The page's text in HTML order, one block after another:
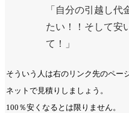
「自分の引越し代
たい！！そして安
て！」
そういう人は右のリンク先のペー
ネットで見積りしましょう。
100％安くなるとは限りません。